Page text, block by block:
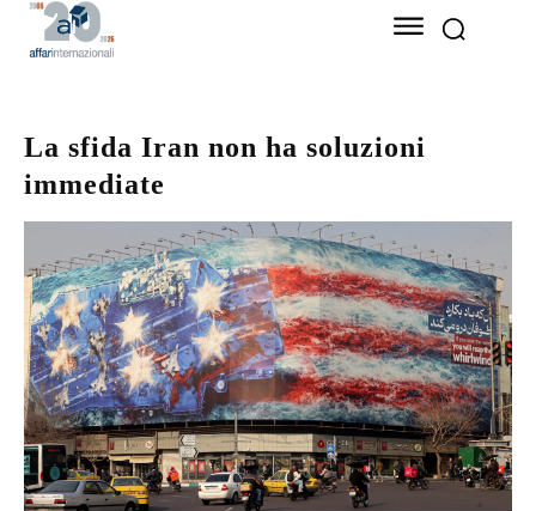
La sfida Iran non ha soluzioni
immediate